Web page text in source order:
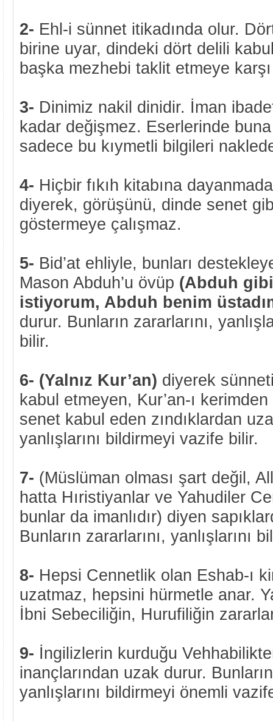
2- Ehl-i sünnet itikadında olur.
birine uyar, dindeki dört delili
başka mezhebi taklit etmeye
3- Dinimiz nakil dinidir. İman
kadar değişmez. Eserlerinde
sadece bu kıymetli bilgileri
4- Hiçbir fıkıh kitabına
diyerek, görüşünü, dinde senet
göstermeye çalışmaz.
5- Bid’at ehliyle, bunları
Mason Abduh’u övüp (Abduh
istiyorum, Abduh benim
durur. Bunların zararlarını,
bilir.
6- (Yalnız Kur’an) diyerek
kabul etmeyen, Kur’an-ı kerimden
senet kabul eden zındıklardan
yanlışlarını bildirmeyi vazife bilir.
7- (Müslüman olması şart değil,
hatta Hıristiyanlar ve Yahudiler
bunlar da imanlıdır) diyen
Bunların zararlarını, yanlışlarını
8- Hepsi Cennetlik olan Eshab-ı
uzatmaz, hepsini hürmetle anar.
İbni Sebeciliğin, Hurufiliğin
9- İngilizlerin kurduğu
inançlarından uzak durur.
yanlışlarını bildirmeyi önemli